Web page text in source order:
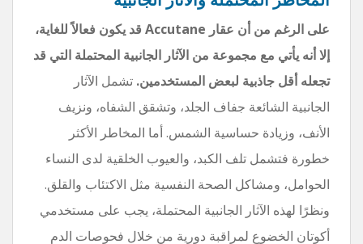
على الرغم من أن عقار Accutane قد يكون فعالاً للغاية،
إلا أنه يأتي مع مجموعة من الآثار الجانبية المحتملة التي قد
تجعله أقل جاذبية لبعض المستخدمين. تشمل الآثار
الجانبية الشائعة جفاف الجلد، وتشقق الشفاه، ونزيف
الأنف، وزيادة حساسية الشمس. أما المخاطر الأكثر
خطورة فتشمل تلف الكبد، والعيوب الخلقية لدى النساء
الحوامل، ومشاكل الصحة النفسية مثل الاكتئاب والقلق.
ونظرًا لهذه الآثار الجانبية المحتملة، يجب على مستخدمي
أكوتان الخضوع لمراقبة دورية من خلال فحوصات الدم